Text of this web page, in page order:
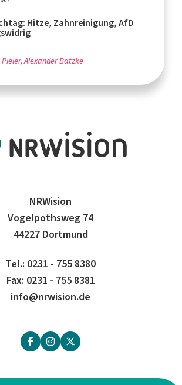
Hitze, Zahnreinigung, AfD
Alexander Batzke
NRWision
Vogelpothsweg 74
44227 Dortmund
Tel.: 0231 - 755 8380
Fax: 0231 - 755 8381
info@nrwision.de